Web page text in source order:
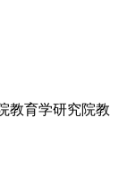
教育学研究院教